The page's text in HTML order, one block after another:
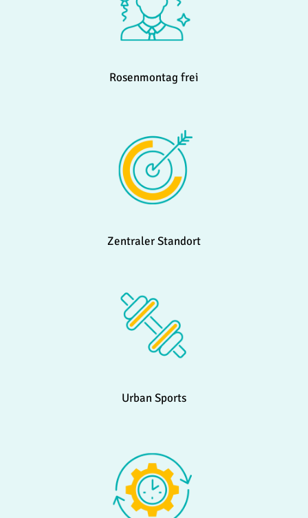
Rosenmontag frei
Zentraler Standort
Urban Sports